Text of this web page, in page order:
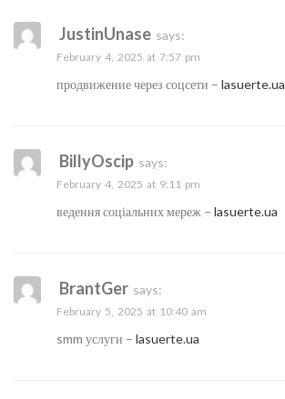
JustinUnase says:
February 4, 2025 at 7:57 pm
продвижение через соцсети – lasuerte.ua
BillyOscip says:
February 4, 2025 at 9:11 pm
ведення соціальних мереж – lasuerte.ua
BrantGer says:
February 5, 2025 at 10:40 am
smm услуги – lasuerte.ua